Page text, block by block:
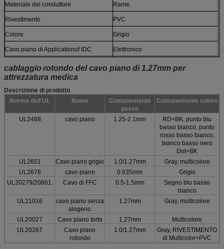
Materiale del conduttore Rame
Rivestimento PVC
Colore Grigio
Cavo piano di Applicationof IDC Elettronico
Cavo piano di Conductorof IDC Rame nudo
OEM, OEM del cavo piano di IDC
PackagingDetail del cavo piano di IDC Polisacco e cartone
0.5m, 1m o facoltativo
Cavo piano di Certificateof IDC
Entro 2 - 3 settimane
cablaggiorotondo del cavo pianodi 1.27mm per
attrezzatura medica
Descrizione di prodotto
Norma dell'UL
Nome
Comunemente
passo
Comunemente colore
UL2468 cavo piano 1.25-2.1mm
RD+BK, punto blu
basso bianco, punto
rosso basso bianco,
bianco basso nero
Dot+BK
UL2651
Cavo piano grigio 1.0/1.27mm
Gray, multicolore
UL2678
cavo piano 0.635mm
Grigio
UL20279/20861.
Cavo di FFC 0.5-1.5mm
Segno blu basso
bianco
UL21016
cavo piano senza
alogeno
1.27mm Gray, multicolore
UL20027 Cavo piano torto 1.27mm
Multicolore
UL20267
Cavo piano
rotondo
1.0/1.27mm
Gray, RIVESTIMENTO
di Multicolor+PVC